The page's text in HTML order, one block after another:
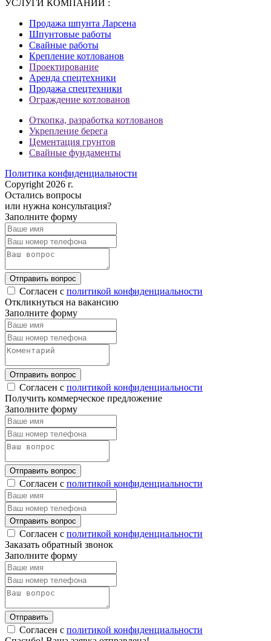
УСЛУГИ КОМПАНИИ :
Продажа шпунта Ларсена
Шпунтовые работы
Свайные работы
Крепление котлованов
Проектирование
Аренда спецтехники
Продажа спецтехники
Ограждение котлованов
Откопка, разработка котлованов
Укрепление берега
Цементация грунтов
Свайные фундаменты
Политика конфиденциальности
Copyright 2026 г.
Остались вопросы
или нужна консультация?
Заполните форму
Отправить вопрос
Согласен с политикой конфиденциальности
Откликнуться на вакансию
Заполните форму
Отправить вопрос
Согласен с политикой конфиденциальности
Получить коммерческое предложение
Заполните форму
Отправить вопрос
Согласен с политикой конфиденциальности
Отправить вопрос
Согласен с политикой конфиденциальности
Заказать обратный звонок
Заполните форму
Отправить
Согласен с политикой конфиденциальности